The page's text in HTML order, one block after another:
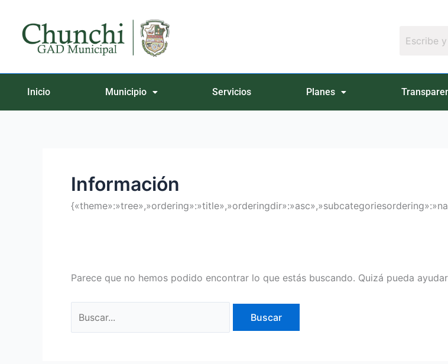
contenido
Inicio Municipio Servicios Planes
Información
Parece que no hemos podido encontrar lo que estás buscando. Quizá pueda